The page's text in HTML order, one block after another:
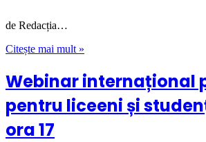
de Redacția…
Citește mai mult »
Webinar internațional
pentru liceeni și
ora 17